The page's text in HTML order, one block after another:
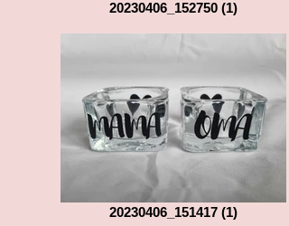
20230406_152750 (1)
20230406_151417 (1)